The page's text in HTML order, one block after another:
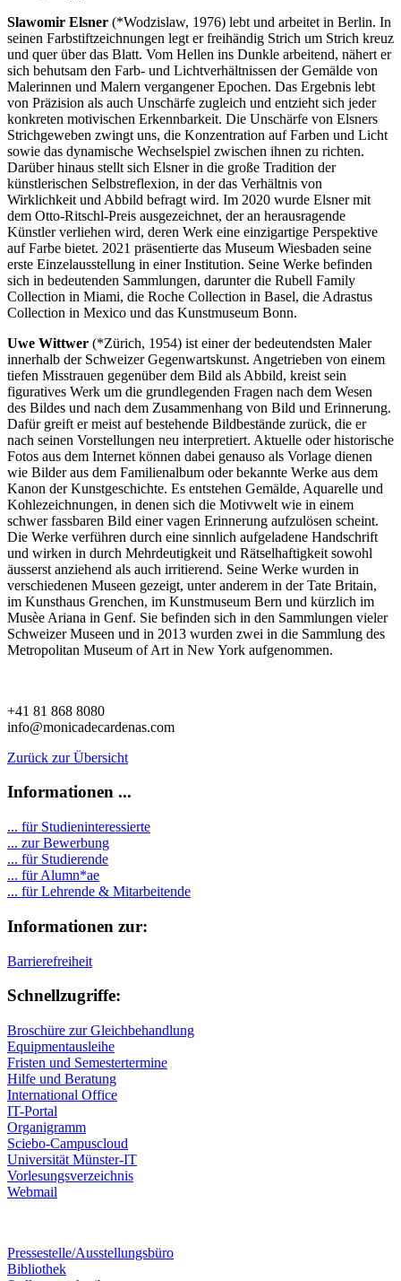
Slawomir Elsner (*Wodzislaw, 1976) lebt und arbeitet in Berlin. In
seinen Farbstiftzeichnungen legt er freihändig Strich um Strich kreuz
und quer über das Blatt. Vom Hellen ins Dunkle arbeitend, nähert er
sich behutsam den Farb- und Lichtverhältnissen der Gemälde von
Malerinnen und Malern vergangener Epochen. Das Ergebnis lebt
von Präzision als auch Unschärfe zugleich und entzieht sich jeder
konkreten motivischen Erkennbarkeit. Die Unschärfe von Elsners
Strichgeweben zwingt uns, die Konzentration auf Farben und Licht
sowie das dynamische Wechselspiel zwischen ihnen zu richten.
Darüber hinaus stellt sich Elsner in die große Tradition der
künstlerischen Selbstreflexion, in der das Verhältnis von
Wirklichkeit und Abbild befragt wird. Im 2020 wurde Elsner mit
dem Otto-Ritschl-Preis ausgezeichnet, der an herausragende
Künstler verliehen wird, deren Werk eine einzigartige Perspektive
auf Farbe bietet. 2021 präsentierte das Museum Wiesbaden seine
erste Einzelausstellung in einer Institution. Seine Werke befinden
sich in bedeutenden Sammlungen, darunter die Rubell Family
Collection in Miami, die Roche Collection in Basel, die Adrastus
Collection in Mexico und das Kunstmuseum Bonn.
Uwe Wittwer (*Zürich, 1954) ist einer der bedeutendsten Maler
innerhalb der Schweizer Gegenwartskunst. Angetrieben von einem
tiefen Misstrauen gegenüber dem Bild als Abbild, kreist sein
figuratives Werk um die grundlegenden Fragen nach dem Wesen
des Bildes und nach dem Zusammenhang von Bild und Erinnerung.
Dafür greift er meist auf bestehende Bildbestände zurück, die er
nach seinen Vorstellungen neu interpretiert. Aktuelle oder historische
Fotos aus dem Internet können dabei genauso als Vorlage dienen
wie Bilder aus dem Familienalbum oder bekannte Werke aus dem
Kanon der Kunstgeschichte. Es entstehen Gemälde, Aquarelle und
Kohlezeichnungen, in denen sich die Motivwelt wie in einem
schwer fassbaren Bild einer vagen Erinnerung aufzulösen scheint.
Die Werke verführen durch eine sinnlich aufgeladene Handschrift
und wirken in durch Mehrdeutigkeit und Rätselhaftigkeit sowohl
äusserst anziehend als auch irritierend. Seine Werke wurden in
verschiedenen Museen gezeigt, unter anderem in der Tate Britain,
im Kunsthaus Grenchen, im Kunstmuseum Bern und kürzlich im
Musèe Ariana in Genf. Sie befinden sich in den Sammlungen vieler
Schweizer Museen und in 2013 wurden zwei in die Sammlung des
Metropolitan Museum of Art in New York aufgenommen.
+41 81 868 8080
info@monicadecardenas.com
Zurück zur Übersicht
Informationen ...
... für Studieninteressierte
... zur Bewerbung
... für Studierende
... für Alumn*ae
... für Lehrende & Mitarbeitende
Informationen zur:
Barrierefreiheit
Schnellzugriffe:
Broschüre zur Gleichbehandlung
Equipmentausleihe
Fristen und Semestertermine
Hilfe und Beratung
International Office
IT-Portal
Organigramm
Sciebo-Campuscloud
Universität Münster-IT
Vorlesungsverzeichnis
Webmail
Pressestelle/Ausstellungsbüro
Bibliothek